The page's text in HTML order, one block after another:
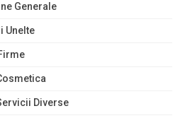
Generale
Unelte
Diverse